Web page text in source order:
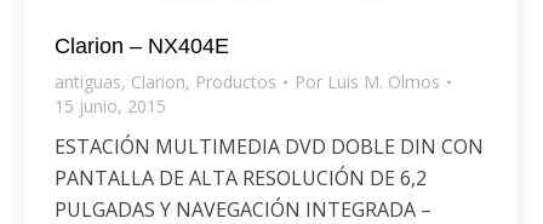
Clarion – NX404E
antiguas, Clarion, Productos Por Luis M. Olmos
15 junio, 2015
ESTACIÓN MULTIMEDIA DVD DOBLE DIN CON
PANTALLA DE ALTA RESOLUCIÓN DE 6,2
PULGADAS Y NAVEGACIÓN INTEGRADA –